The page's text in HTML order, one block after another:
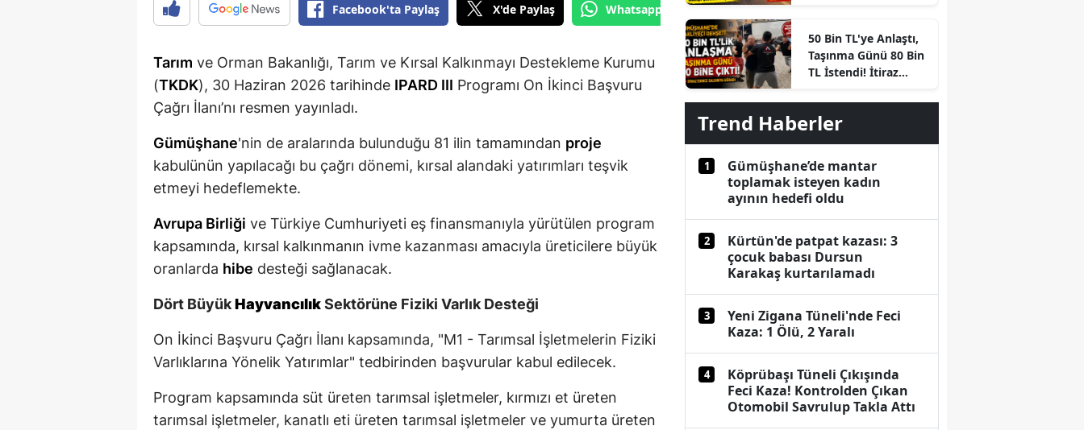
Hakkari
Isparta
İstanbul
Kastamonu
Kırşehir
Konya
Facebook'ta Paylaş X'de Paylaş Whatsapp'tan Gönder
Tarım ve Orman Bakanlığı, Tarım ve Kırsal Kalkınmayı Destekleme Kurumu
(TKDK), 30 Haziran 2026 tarihinde IPARD III Programı On İkinci Başvuru
Çağrı İlanı’nı resmen yayınladı.
Gümüşhane'nin de aralarında bulunduğu 81 ilin tamamından proje
kabulünün yapılacağı bu çağrı dönemi, kırsal alandaki yatırımları teşvik
etmeyi hedeflemekte.
Avrupa Birliği ve Türkiye Cumhuriyeti eş finansmanıyla yürütülen program
kapsamında, kırsal kalkınmanın ivme kazanması amacıyla üreticilere büyük
oranlarda hibe desteği sağlanacak.
Dört BüyükHayvancılıkSektörüne Fiziki Varlık Desteği
On İkinci Başvuru Çağrı İlanı kapsamında, "M1 - Tarımsal İşletmelerin Fiziki
Varlıklarına Yönelik Yatırımlar" tedbirinden başvurular kabul edilecek.
Program kapsamında süt üreten tarımsal işletmeler, kırmızı et üreten
tarımsal işletmeler, kanatlı eti üreten tarımsal işletmeler ve yumurta üreten
50 Bin TL'ye Anlaştı,
Taşınma Günü 80 Bin
TL İstendi! İtiraz
Trend Haberler
1
Gümüşhane’de mantar
toplamak isteyen kadın
ayının hedefi oldu
2
Kürtün'de patpat kazası: 3
çocuk babası Dursun
Karakaş kurtarılamadı
3
Yeni Zigana Tüneli'nde Feci
Kaza: 1 Ölü, 2 Yaralı
4
Köprübaşı Tüneli Çıkışında
Feci Kaza! Kontrolden Çıkan
Otomobil Savrulup Takla Attı